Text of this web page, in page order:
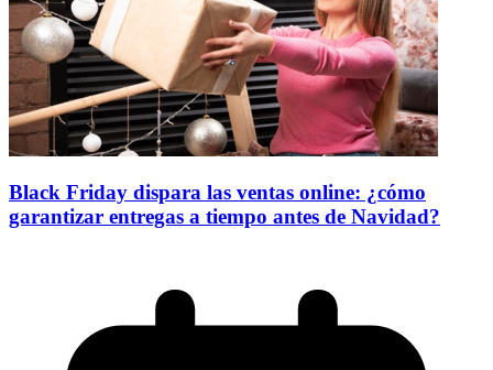
Black Friday dispara las ventas online: ¿cómo
garantizar entregas a tiempo antes de Navidad?